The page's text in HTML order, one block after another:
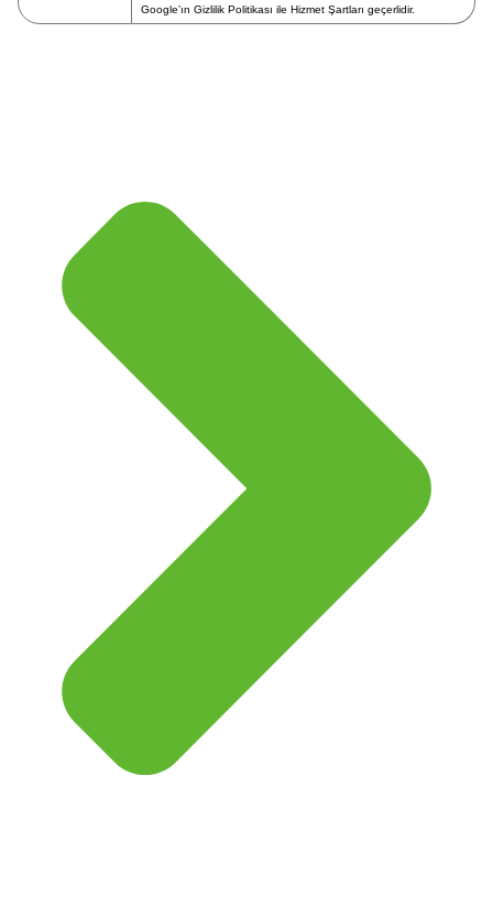
Google’ın Gizlilik Politikası ile Hizmet Şartları geçerlidir.